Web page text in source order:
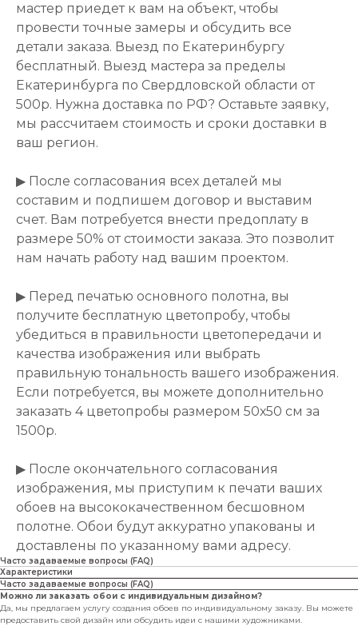
мастер приедет к вам на объект, чтобы
провести точные замеры и обсудить все
детали заказа. Выезд по Екатеринбургу
бесплатный. Выезд мастера за пределы
Екатеринбурга по Свердловской области от
500р. Нужна доставка по РФ? Оставьте заявку,
мы рассчитаем стоимость и сроки доставки в
ваш регион.
▶ После согласования всех деталей мы
составим и подпишем договор и выставим
счет. Вам потребуется внести предоплату в
размере 50% от стоимости заказа. Это позволит
нам начать работу над вашим проектом.
▶ Перед печатью основного полотна, вы
получите бесплатную цветопробу, чтобы
убедиться в правильности цветопередачи и
качества изображения или выбрать
правильную тональность вашего изображения.
Если потребуется, вы можете дополнительно
заказать 4 цветопробы размером 50х50 см за
1500р.
▶ После окончательного согласования
изображения, мы приступим к печати ваших
обоев на высококачественном бесшовном
полотне. Обои будут аккуратно упакованы и
доставлены по указанному вами адресу.
Часто задаваемые вопросы (FAQ)
Характеристики
Часто задаваемые вопросы (FAQ)
Можно ли заказать обои с индивидуальным дизайном?
Да, мы предлагаем услугу создания обоев по индивидуальному заказу. Вы можете
предоставить свой дизайн или обсудить идеи с нашими художниками.